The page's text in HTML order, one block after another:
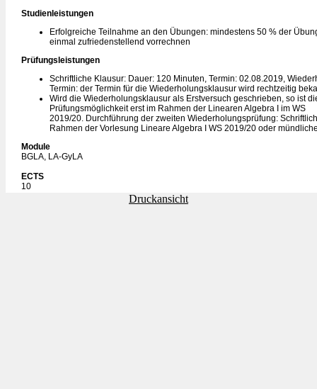
Studienleistungen
Erfolgreiche Teilnahme an den Übungen: mindestens 50 % der
einmal zufriedenstellend vorrechnen
Prüfungsleistungen
Schriftliche Klausur: Dauer: 120 Minuten, Termin: 02.08.2019,
Termin: der Termin für die Wiederholungsklausur wird rechtzeitig
Wird die Wiederholungsklausur als Erstversuch geschrieben, so ist
Prüfungsmöglichkeit erst im Rahmen der Linearen Algebra I im WS
2019/20. Durchführung der zweiten Wiederholungsprüfung:
Rahmen der Vorlesung Lineare Algebra I WS 2019/20 oder
Module
BGLA, LA-GyLA
ECTS
10
Druckansicht